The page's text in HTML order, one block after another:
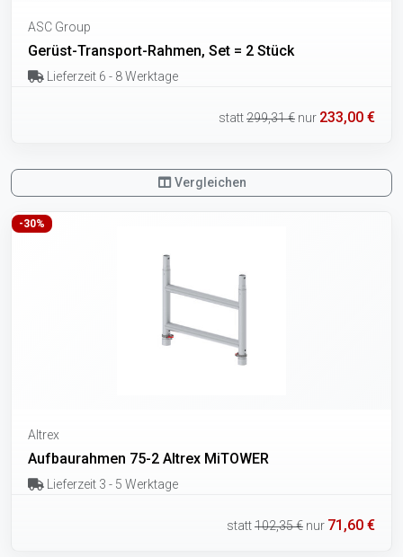
ASC Group
Gerüst-Transport-Rahmen, Set = 2 Stück
Lieferzeit 6 - 8 Werktage
statt299,31 € nur 233,00 €
Vergleichen
-30%
Altrex
Aufbaurahmen 75-2 Altrex MiTOWER
Lieferzeit 3 - 5 Werktage
statt102,35 € nur 71,60 €